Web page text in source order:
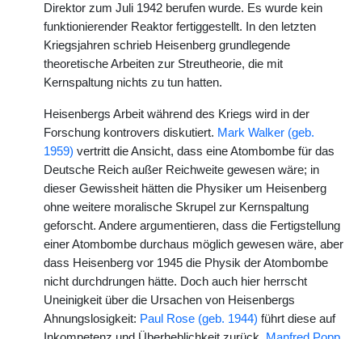
Direktor zum Juli 1942 berufen wurde. Es wurde kein
funktionierender Reaktor fertiggestellt. In den letzten
Kriegsjahren schrieb Heisenberg grundlegende
theoretische Arbeiten zur Streutheorie, die mit
Kernspaltung nichts zu tun hatten.
Heisenbergs Arbeit während des Kriegs wird in der
Forschung kontrovers diskutiert. Mark Walker (geb.
1959) vertritt die Ansicht, dass eine Atombombe für das
Deutsche Reich außer Reichweite gewesen wäre; in
dieser Gewissheit hätten die Physiker um Heisenberg
ohne weitere moralische Skrupel zur Kernspaltung
geforscht. Andere argumentieren, dass die Fertigstellung
einer Atombombe durchaus möglich gewesen wäre, aber
dass Heisenberg vor 1945 die Physik der Atombombe
nicht durchdrungen hätte. Doch auch hier herrscht
Uneinigkeit über die Ursachen von Heisenbergs
Ahnungslosigkeit: Paul Rose (geb. 1944) führt diese auf